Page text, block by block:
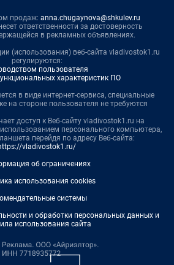
продаж: anna.chugaynova@shkulev.ru
ответственности за достоверность
в рекламных объявлениях.
(использования) веб-сайта vladivostok1.ru
регулируются:
пользователя
характеристик ПО
в виде интернет-сервиса, специальные
на стороне пользователя не требуются
доступ к Веб-сайту vladivostok1.ru на
персонального компьютера,
перейдя по адресу Веб-сайта:
vladivostok1.ru/
об ограничениях
использования cookies
системы
и обработки персональных данных и
использования сайта